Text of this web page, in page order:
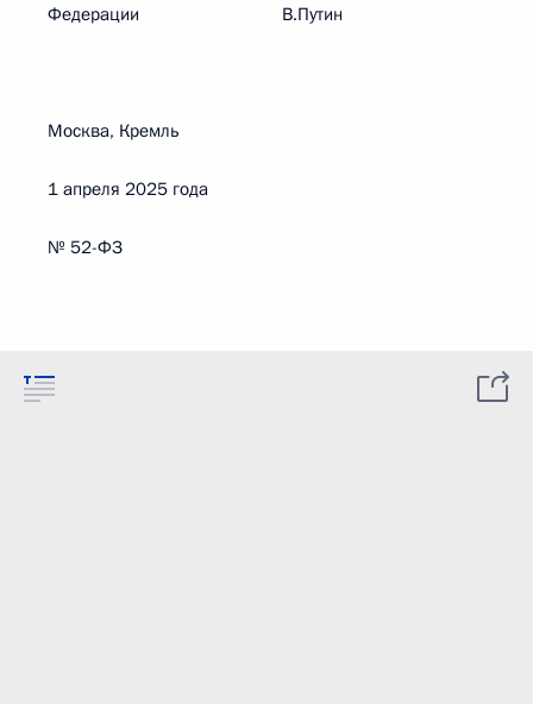
Федерации В.Путин
Москва, Кремль
1 апреля 2025 года
№ 52-ФЗ